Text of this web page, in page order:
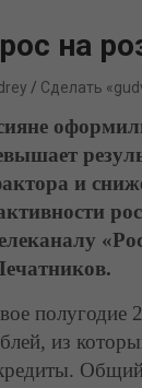
на
Сделать
и
из